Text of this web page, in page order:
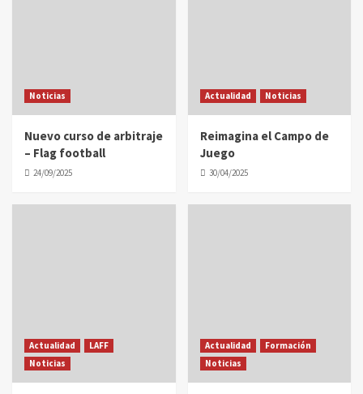
Noticias
Nuevo curso de arbitraje
– Flag football
24/09/2025
Actualidad Noticias
Reimagina el Campo de
Juego
30/04/2025
Actualidad
LAFF
Noticias
Actualidad
Formación
Noticias